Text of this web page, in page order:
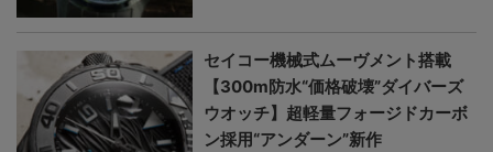
セイコー機械式ムーヴメント搭載
【300m防水“価格破壊”ダイバーズ
ウオッチ】超軽量フォージドカーボ
ン採用“アンダーン”新作